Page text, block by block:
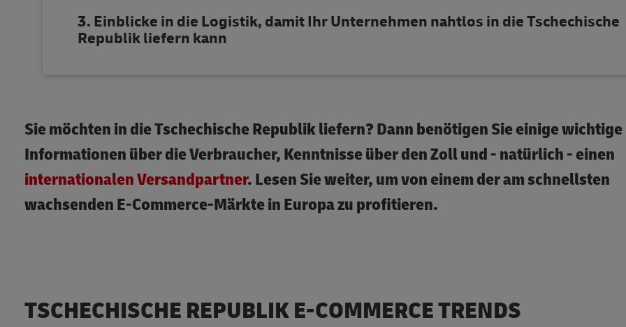
Einblicke in die Logistik, damit Ihr Unternehmen nahtlos in die Tschechische
Republik liefern kann
Sie möchten in die Tschechische Republik liefern? Dann benötigen Sie einige wichtige
Informationen über die Verbraucher, Kenntnisse über den Zoll und - natürlich - einen
internationalen Versandpartner. Lesen Sie weiter, um von einem der am schnellsten
wachsenden E-Commerce-Märkte in Europa zu profitieren.
TSCHECHISCHE REPUBLIK E-COMMERCE TRENDS